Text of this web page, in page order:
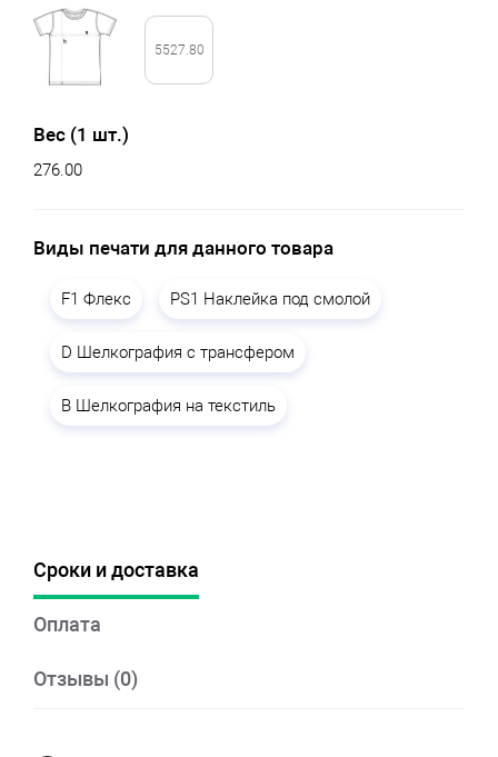
5527.80
Вес (1 шт.)
276.00
Виды печати для данного товара
F1 Флекс PS1 Наклейка под смолой
D Шелкография с трансфером
B Шелкография на текстиль
Сроки и доставка
Оплата
Отзывы (0)